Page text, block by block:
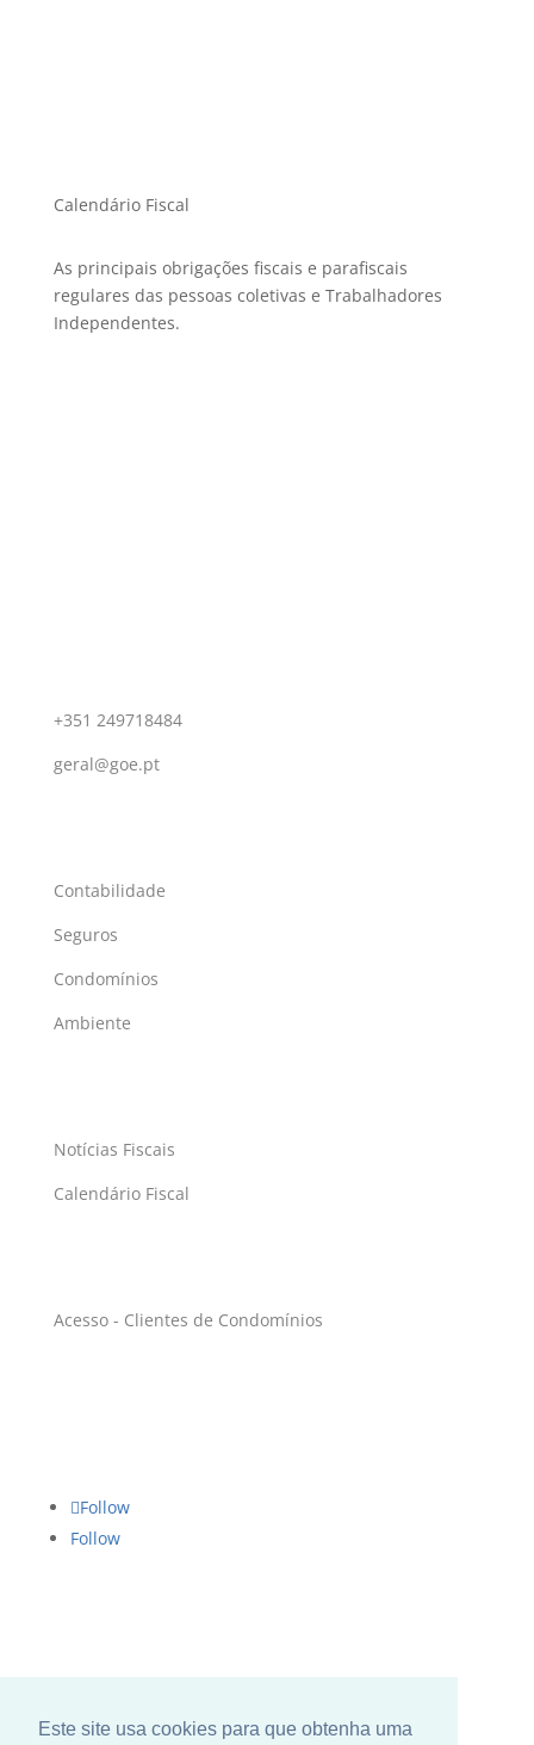
Este site usa cookies para que obtenha uma
Calendário Fiscal
As principais obrigações fiscais e parafiscais
regulares das pessoas coletivas e Trabalhadores
Independentes.
+351 249718484
geral@goe.pt
Contabilidade
Seguros
Condomínios
Ambiente
Notícias Fiscais
Calendário Fiscal
Acesso - Clientes de Condomínios
Follow
Follow
Copyright GOE 2022 |Política de privacidade